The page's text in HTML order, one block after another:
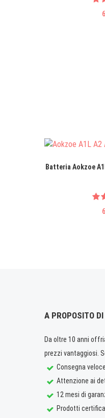
Batteria Aokzoe
A PROPOSITO DI
Da oltre 10 anni
prezzi vantaggiosi.
Consegna veloce
Attenzione ai
12 mesi di
Prodotti